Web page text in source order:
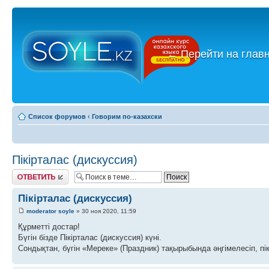
←Перейти на
Список форумов ‹ Говорим по-казахски
Пікірталас (дискуссия)
Ответить
Пікірталас (дискуссия)
moderator soyle » 30 ноя 2020, 11:59
Құрметті достар!
Бүгін бізде Пікірталас (дискуссия) күні.
Сондықтан, бүгін «Мереке» (Праздник) тақырыбында әңгімелесіп,